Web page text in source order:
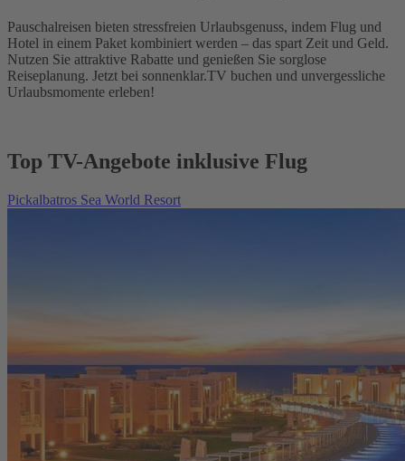
Pauschalreisen bieten stressfreien Urlaubsgenuss, indem Flug und
Hotel in einem Paket kombiniert werden – das spart Zeit und Geld.
Nutzen Sie attraktive Rabatte und genießen Sie sorglose
Reiseplanung. Jetzt bei sonnenklar.TV buchen und unvergessliche
Urlaubsmomente erleben!
Top TV-Angebote inklusive Flug
Pickalbatros Sea World Resort